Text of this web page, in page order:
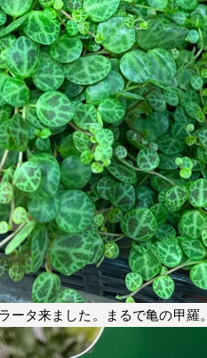
タ来ました。まるで亀の甲羅。